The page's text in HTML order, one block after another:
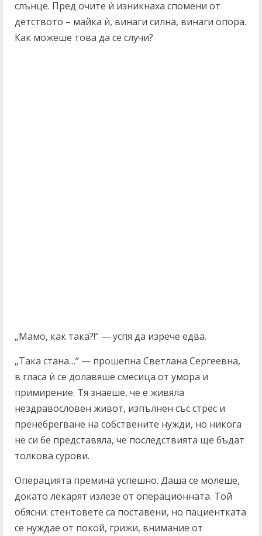
слънце. Пред очите ѝ изникнаха спомени от
детството – майка ѝ, винаги силна, винаги опора.
Как можеше това да се случи?
„Мамо, как така?!“ — успя да изрече едва.
„Така стана…“ — прошепна Светлана Сергеевна,
в гласа ѝ се долавяше смесица от умора и
примирение. Тя знаеше, че е живяла
нездравословен живот, изпълнен със стрес и
пренебрегване на собствените нужди, но никога
не си бе представяла, че последствията ще бъдат
толкова сурови.
Операцията премина успешно. Даша се молеше,
докато лекарят излезе от операционната. Той
обясни: стентовете са поставени, но пациентката
се нуждае от покой, грижи, внимание от